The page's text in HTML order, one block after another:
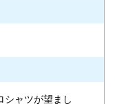
シャツが望まし